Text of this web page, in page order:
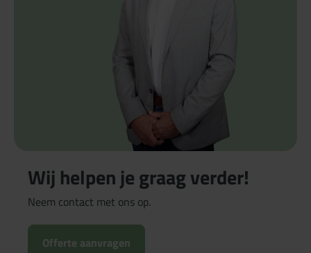
Wij helpen je graag verder!
Neem contact met ons op.
Offerte aanvragen